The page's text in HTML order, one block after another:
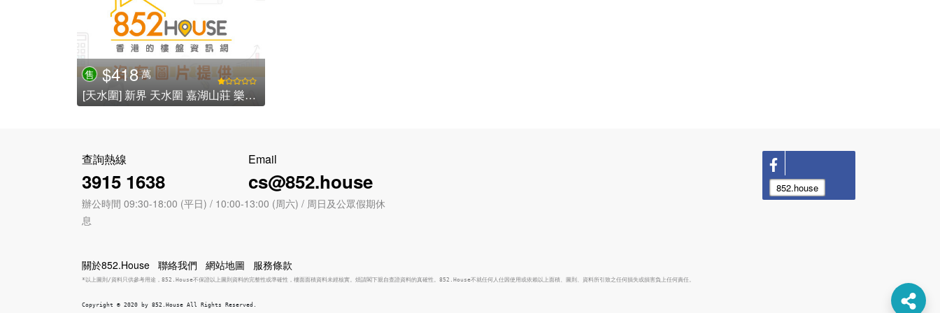
售 $418 萬
[天水圍] 新界 天水圍 嘉湖山莊 樂湖居 - 嘉湖新北江商場
查詢熱線
3915 1638
Email
cs@852.house
辦公時間 09:30-18:00 (平日) / 10:00-13:00 (周六) / 周日及公眾假期休
息
關於852.House 聯絡我們 網站地圖 服務條款
852.house
*以上圖則/資料只供參考用途，852.House不保證以上圖則資料的完整性或準確性，樓面面積資料未經核實。煩請閣下親自查證資料的真確性。852.House不就任何人仕因使用或依賴以上面積、圖則、資料所引致之任何損失或損害負上任何責任。
Copyright © 2020 by 852.House All Rights Reserved.